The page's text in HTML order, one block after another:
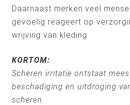
Daarnaast merken veel
gevoelig reageert op
wrijving van kleding.
KORTOM:
Scheren irritatie ontstaat
beschadiging en uitdroging
scheren.